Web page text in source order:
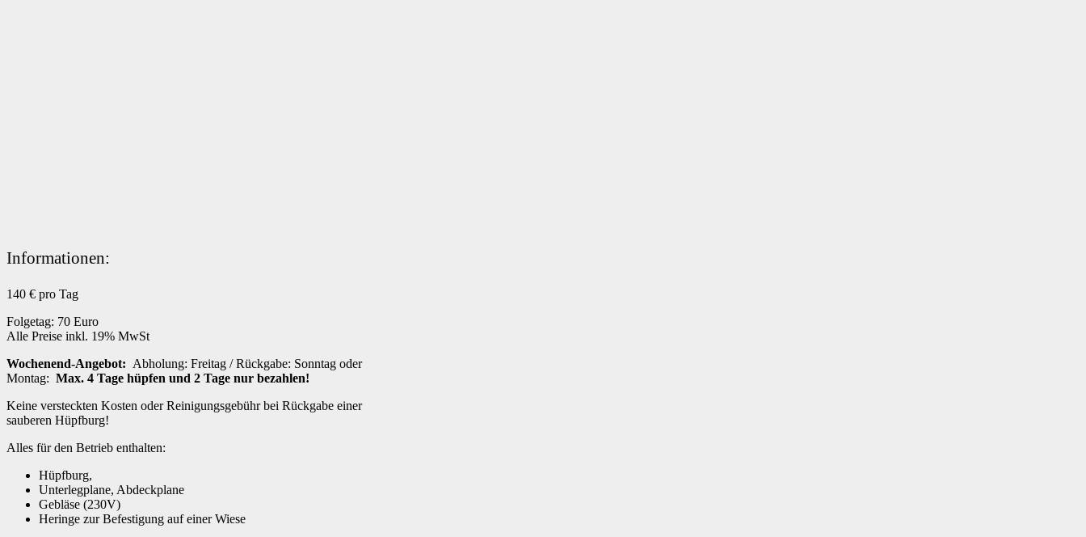
Informationen:
140 € pro Tag
Folgetag: 70 Euro
Alle Preise inkl. 19% MwSt
Wochenend-Angebot: Abholung: Freitag / Rückgabe: Sonntag oder
Montag: Max. 4 Tage hüpfen und 2 Tage nur bezahlen!
Keine versteckten Kosten oder Reinigungsgebühr bei Rückgabe einer
sauberen Hüpfburg!
Alles für den Betrieb enthalten:
Hüpfburg,
Unterlegplane, Abdeckplane
Gebläse (230V)
Heringe zur Befestigung auf einer Wiese